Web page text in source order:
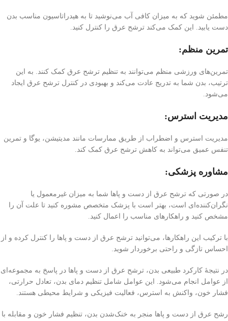
مطمئن شوید که به میزان کافی آب می‌نوشید تا به هیدراتاسیون مناسب بدن
دست یابید. این کمک می‌کند ترشح عرق را کنترل کنید.
تمرین منظم:
تمرین‌های ورزشی منظم می‌توانند به تنظیم ترشح عرق کمک کنند. به این
ترتیب، بدن شما به تدریج عادت می‌کند و بهبودی در کنترل ترشح عرق ایجاد
می‌شود.
مدیریت استرس:
مدیریت استرس و اضطراب از طریق ممارسات مانند مدیتیشن، یوگا و تمرین
تنفس عمیق می‌تواند به کاهش ترشح عرق کمک کند.
مشاوره پزشکی:
در صورتی که ترشح عرق از دست و پاها شما به میزان غیرمعمول یا
نگران‌کننده‌ای است، بهتر است با پزشک متخصص مشوره کنید تا علت آن را
مشخص کنید و راهکارهای مناسب را اعمال کنید.
با ترکیب این راهکارها، می‌توانید ترشح عرق از دست و پاها را کنترل کرده و از
احساس تازگی و راحتی برخوردار شوید.
در نتیجهٔ کارکرد طبیعی بدن، ترشح عرق از دست و پاها در پاسخ به مجموعه‌ای
از عوامل انجام می‌شود. این عوامل شامل تنظیم دمای بدن، تعادل حرارتی،
فشار خون، واکنش به استرس، فعالیت فیزیکی و شرایط محیطی هستند.
رشح عرق از دست و پاها منجر به خنک‌شدن بدن، تنظیم فشار خون و مقابله با